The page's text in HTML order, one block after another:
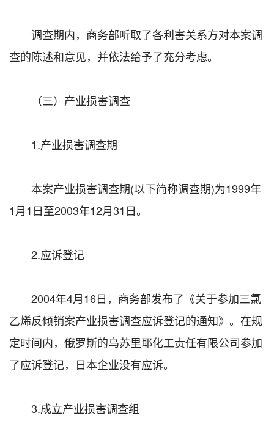
调查期内，商务部听取了各利害关系方对本案调
查的陈述和意见，并依法给予了充分考虑。
（三）产业损害调查
1.产业损害调查期
本案产业损害调查期(以下简称调查期)为1999年
1月1日至2003年12月31日。
2.应诉登记
2004年4月16日，商务部发布了《关于参加三氯
乙烯反倾销案产业损害调查应诉登记的通知》。在规
定时间内，俄罗斯的乌苏里耶化工责任有限公司参加
了应诉登记，日本企业没有应诉。
3.成立产业损害调查组